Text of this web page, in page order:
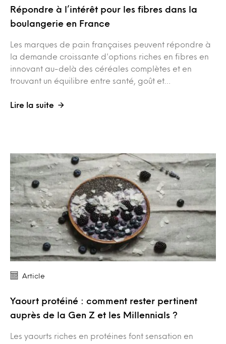
Répondre à l’intérêt pour les fibres dans la
boulangerie en France
Les marques de pain françaises peuvent répondre à
la demande croissante d'options riches en fibres en
innovant au-delà des céréales complètes et en
trouvant un équilibre entre santé, goût et…
Lire la suite
Article
Yaourt protéiné : comment rester pertinent
auprès de la Gen Z et les Millennials ?
Les yaourts riches en protéines font sensation en